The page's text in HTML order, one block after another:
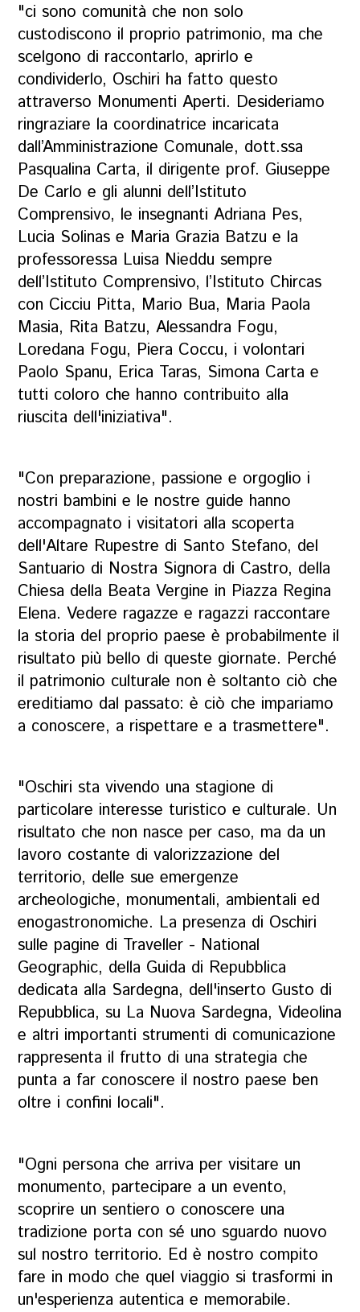
"ci sono comunità che non solo
custodiscono il proprio patrimonio, ma che
scelgono di raccontarlo, aprirlo e
condividerlo, Oschiri ha fatto questo
attraverso Monumenti Aperti. Desideriamo
ringraziare la coordinatrice incaricata
dall’Amministrazione Comunale, dott.ssa
Pasqualina Carta, il dirigente prof. Giuseppe
De Carlo e gli alunni dell’Istituto
Comprensivo, le insegnanti Adriana Pes,
Lucia Solinas e Maria Grazia Batzu e la
professoressa Luisa Nieddu sempre
dell’Istituto Comprensivo, l’Istituto Chircas
con Cicciu Pitta, Mario Bua, Maria Paola
Masia, Rita Batzu, Alessandra Fogu,
Loredana Fogu, Piera Coccu, i volontari
Paolo Spanu, Erica Taras, Simona Carta e
tutti coloro che hanno contribuito alla
riuscita dell'iniziativa".
"Con preparazione, passione e orgoglio i
nostri bambini e le nostre guide hanno
accompagnato i visitatori alla scoperta
dell'Altare Rupestre di Santo Stefano, del
Santuario di Nostra Signora di Castro, della
Chiesa della Beata Vergine in Piazza Regina
Elena. Vedere ragazze e ragazzi raccontare
la storia del proprio paese è probabilmente il
risultato più bello di queste giornate. Perché
il patrimonio culturale non è soltanto ciò che
ereditiamo dal passato: è ciò che impariamo
a conoscere, a rispettare e a trasmettere".
"Oschiri sta vivendo una stagione di
particolare interesse turistico e culturale. Un
risultato che non nasce per caso, ma da un
lavoro costante di valorizzazione del
territorio, delle sue emergenze
archeologiche, monumentali, ambientali ed
enogastronomiche. La presenza di Oschiri
sulle pagine di Traveller - National
Geographic, della Guida di Repubblica
dedicata alla Sardegna, dell'inserto Gusto di
Repubblica, su La Nuova Sardegna, Videolina
e altri importanti strumenti di comunicazione
rappresenta il frutto di una strategia che
punta a far conoscere il nostro paese ben
oltre i confini locali".
"Ogni persona che arriva per visitare un
monumento, partecipare a un evento,
scoprire un sentiero o conoscere una
tradizione porta con sé uno sguardo nuovo
sul nostro territorio. Ed è nostro compito
fare in modo che quel viaggio si trasformi in
un'esperienza autentica e memorabile.